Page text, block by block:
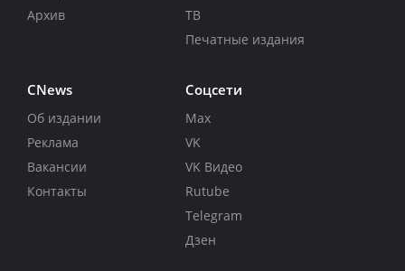
Архив
ТВ
Печатные издания
CNews
Об издании
Реклама
Вакансии
Контакты
Соцсети
Max
VK
VK Видео
Rutube
Telegram
Дзен